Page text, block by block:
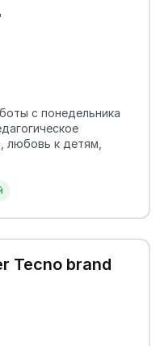
с понедельника
любовь к детям,
Tecno brand